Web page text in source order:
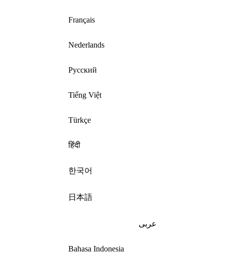
Français
Nederlands
Русский
Tiếng Việt
Türkçe
हिंदी
한국어
日本語
عربى
Bahasa Indonesia